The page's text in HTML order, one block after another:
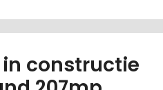
constructie